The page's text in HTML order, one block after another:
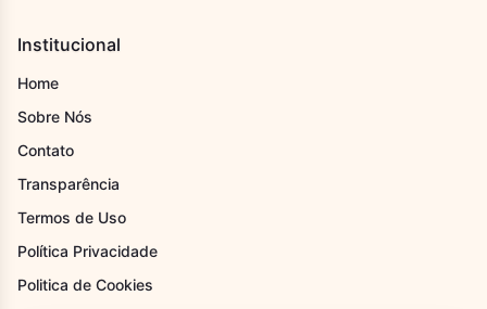
Institucional
Home
Sobre Nós
Contato
Transparência
Termos de Uso
Política Privacidade
Politica de Cookies